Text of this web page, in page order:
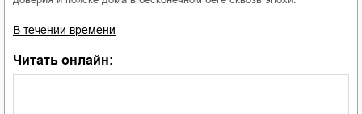
В течении времени
Читать онлайн: